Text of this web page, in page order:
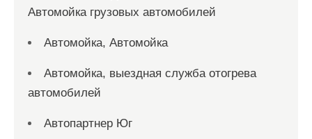
Автомойка грузовых автомобилей
Автомойка, Автомойка
Автомойка, выездная служба отогрева
автомобилей
Автопартнер Юг